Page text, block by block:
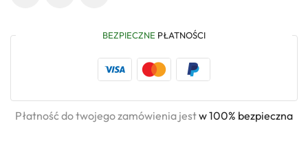
BEZPIECZNE PŁATNOŚCI
Płatność do twojego zamówienia jestw 100% bezpieczna